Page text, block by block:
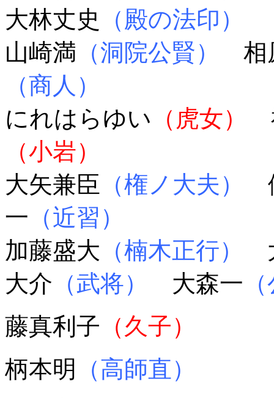
大林丈史
（殿の法印）
山崎満 （洞院公賢）
相
（商人）
にれはらゆい （虎女）
（小岩）
大矢兼臣 （権ノ大夫）
一 （近習）
加藤盛大 （楠木正行）
大介 （武将） 大森一
藤真利子 （久子）
柄本明
（高師直）